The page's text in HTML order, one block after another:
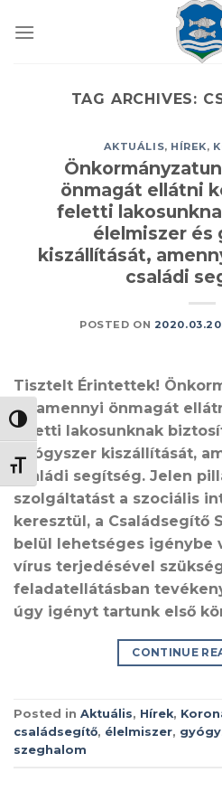
NAGY KONTRASZT VÁLTÁSA
BETŰMÉRET VÁLTÁSA
TAG ARCHIVES:
AKTUÁLIS, HÍREK,
önmagát ellátni
feletti
élelmiszer és
kiszállítását,
családi
POSTED ON
Tisztelt Érintettek!
valamennyi önmagát
feletti lakosunknak
gyógyszer kiszállítását,
családi segítség. Jelen
szolgáltatást a szociális
keresztül, a Családsegítő
belül lehetséges igénybe
vírus terjedésével
feladatellátásban
úgy igényt tartunk első
CONTINUE
Posted in Aktuális, Hírek,
családsegítő, élelmiszer,
szeghalom